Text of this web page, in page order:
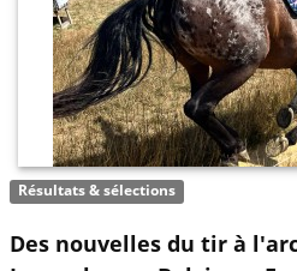
Résultats & sélections
Des nouvelles du tir à